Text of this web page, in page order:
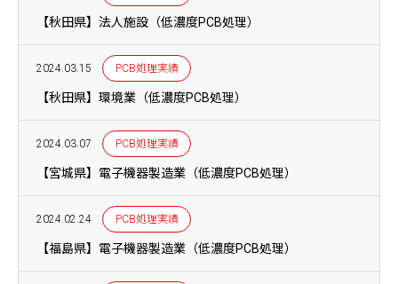
【秋田県】法人施設（低濃度PCB処理）
2024.03.15 PCB処理実績
【秋田県】環境業（低濃度PCB処理）
2024.03.07 PCB処理実績
【宮城県】電子機器製造業（低濃度PCB処理）
2024.02.24 PCB処理実績
【福島県】電子機器製造業（低濃度PCB処理）